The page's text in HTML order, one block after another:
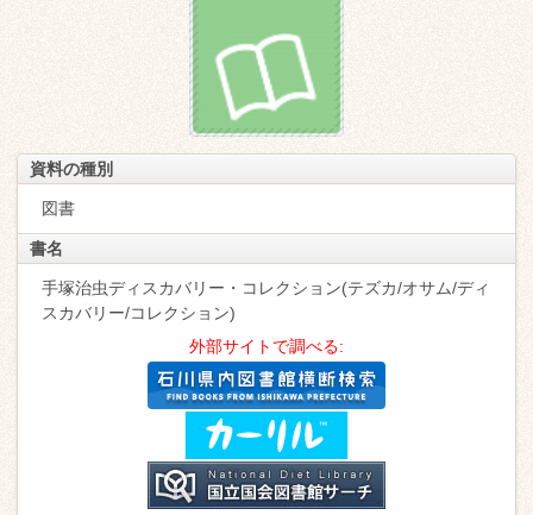
資料の種別
図書
書名
手塚治虫ディスカバリー・コレクション(テズカ/オサム/ディ
スカバリー/コレクション)
外部サイトで調べる: